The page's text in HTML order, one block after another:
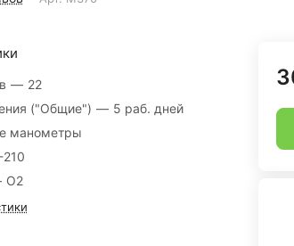
— 22
("Общие") — 5 раб. дней
манометры
O2